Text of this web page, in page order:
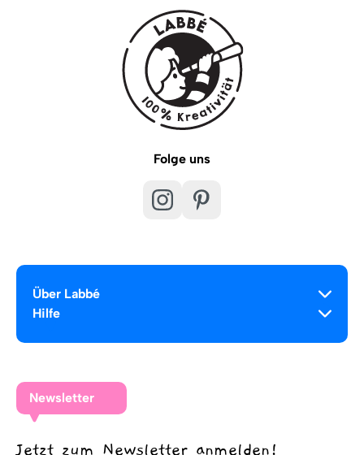
Folge uns
Über Labbé
Hilfe
Newsletter
Jetzt zum Newsletter anmelden!